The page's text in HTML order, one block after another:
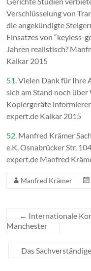
Verschlüsselung von
die angekündigte
Einsatzes von “keyless-
Jahren realistisch?
Kalkar 2015
51.Vielen Dank für Ihre
sich am Stand noch über
Kopiergeräte
expert.de Kalkar 2015
52. Manfred Krämer
e.K. Osnabrücker Str.
expert.de Manfred
Manfred Krämer
← Internationale
Manchester
Das